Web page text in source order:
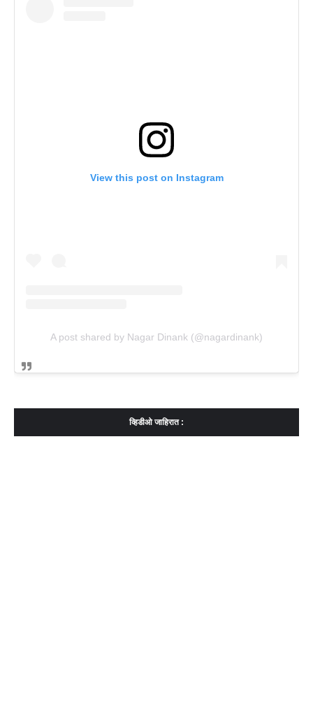
View this post on Instagram
A post shared by Nagar Dinank (@nagardinank)
व्हिडीओ जाहिरात :